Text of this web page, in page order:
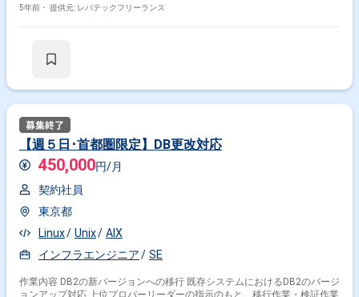
5年前・ 提供元: レバテックフリーランス
【週５日･首都圏限定】DB更改対応
450,000円/月
契約社員
東京都
Linux
Unix
AIX
インフラエンジニア
SE
作業内容 DB2の新バージョンへの移行 既存システムにおけるDB2のバージ
ョンアップ対応 上位プロパーリーダーの指示のもと、移行作業・検証作業